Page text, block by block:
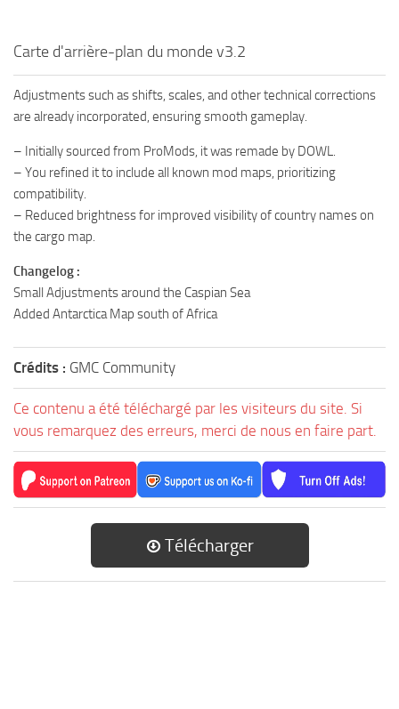
Carte d'arrière-plan du monde v3.2
Adjustments such as shifts, scales, and other technical corrections
are already incorporated, ensuring smooth gameplay.
– Initially sourced from ProMods, it was remade by DOWL.
– You refined it to include all known mod maps, prioritizing
compatibility.
– Reduced brightness for improved visibility of country names on
the cargo map.
Changelog :
Small Adjustments around the Caspian Sea
Added Antarctica Map south of Africa
Crédits : GMC Community
Ce contenu a été téléchargé par les visiteurs du site. Si
vous remarquez des erreurs, merci de nous en faire part.
Télécharger